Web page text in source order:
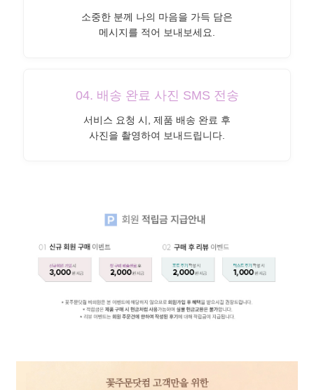
소중한 분께 나의 마음을 가득 담은
메시지를 적어 보내보세요.
04. 배송 완료 사진 SMS 전송
서비스 요청 시, 제품 배송 완료 후
사진을 촬영하여 보내드립니다.